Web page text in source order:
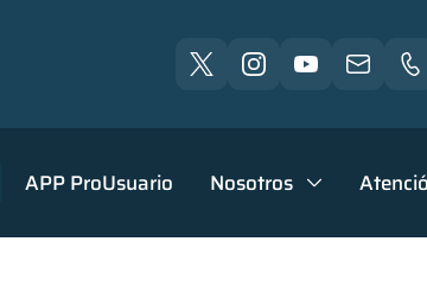
APP ProUsuario Nosotros